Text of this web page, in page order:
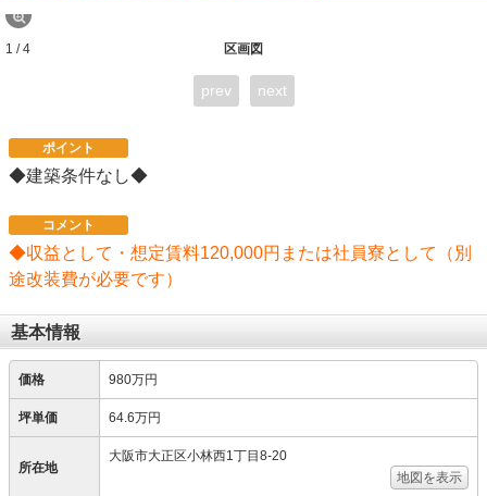
区画図
1 / 4
prev next
ポイント
◆建築条件なし◆
コメント
◆収益として・想定賃料120,000円または社員寮として（別
途改装費が必要です）
基本情報
価格 980万円
坪単価 64.6万円
所在地
大阪市大正区小林西1丁目8-20
地図を表示